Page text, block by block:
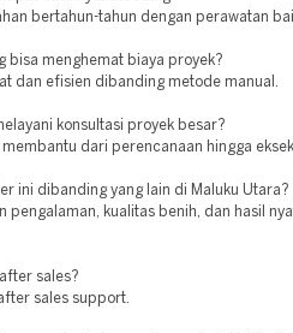
bertahun-tahun dengan perawatan
bisa menghemat biaya proyek?
dan efisien dibanding metode manual.
konsultasi proyek besar?
membantu dari perencanaan hingga
ini dibanding yang lain di Maluku Utara?
pengalaman, kualitas benih, dan hasil
sales?
sales support.